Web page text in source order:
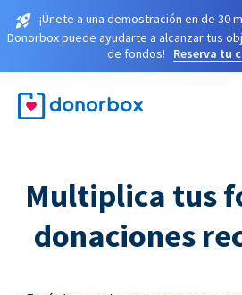
¡Únete a una demostración en de 30
Donorbox puede ayudarte a alcanzar tus
de fondos!
Reserva tu
Multiplica tus
donaciones